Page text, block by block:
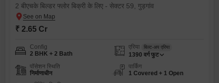
2 बीएचके बिल्डर फ्लोर बिक्री के लिए - सेक्टर 59, गुड़गांव
₹ 2.65 Cr
Config
2 BHK + 2 Bath
एरिया बिल्ट-अप एरिया
1390 वर्ग फुट
पॉसेशन स्थिति
निर्माणाधीन
पार्किंग
1 Covered + 1 Open